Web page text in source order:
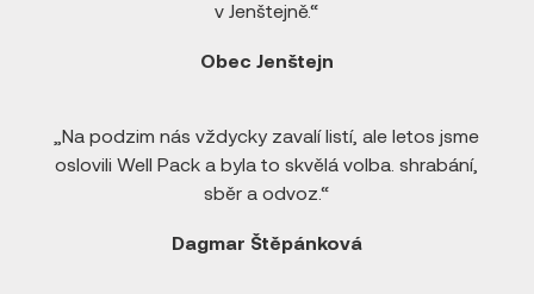
v Jenštejně.“
Obec Jenštejn
„Na podzim nás vždycky zavalí listí, ale letos jsme
oslovili Well Pack a byla to skvělá volba. shrabání,
sběr a odvoz.“
Dagmar Štěpánková